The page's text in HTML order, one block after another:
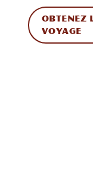
OBTENEZ
VOYAGE